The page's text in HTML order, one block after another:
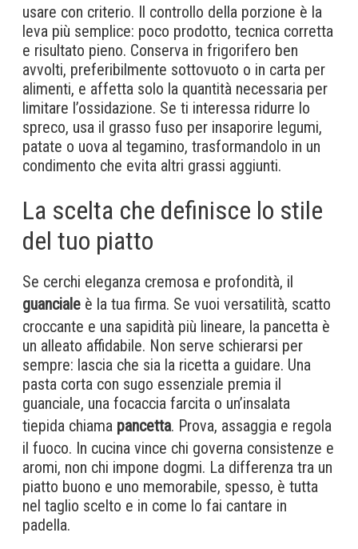
usare con criterio. Il controllo della porzione è la
leva più semplice: poco prodotto, tecnica corretta
e risultato pieno. Conserva in frigorifero ben
avvolti, preferibilmente sottovuoto o in carta per
alimenti, e affetta solo la quantità necessaria per
limitare l’ossidazione. Se ti interessa ridurre lo
spreco, usa il grasso fuso per insaporire legumi,
patate o uova al tegamino, trasformandolo in un
condimento che evita altri grassi aggiunti.
La scelta che definisce lo stile
del tuo piatto
Se cerchi eleganza cremosa e profondità, il
guanciale è la tua firma. Se vuoi versatilità, scatto
croccante e una sapidità più lineare, la pancetta è
un alleato affidabile. Non serve schierarsi per
sempre: lascia che sia la ricetta a guidare. Una
pasta corta con sugo essenziale premia il
guanciale, una focaccia farcita o un’insalata
tiepida chiama pancetta. Prova, assaggia e regola
il fuoco. In cucina vince chi governa consistenze e
aromi, non chi impone dogmi. La differenza tra un
piatto buono e uno memorabile, spesso, è tutta
nel taglio scelto e in come lo fai cantare in
padella.